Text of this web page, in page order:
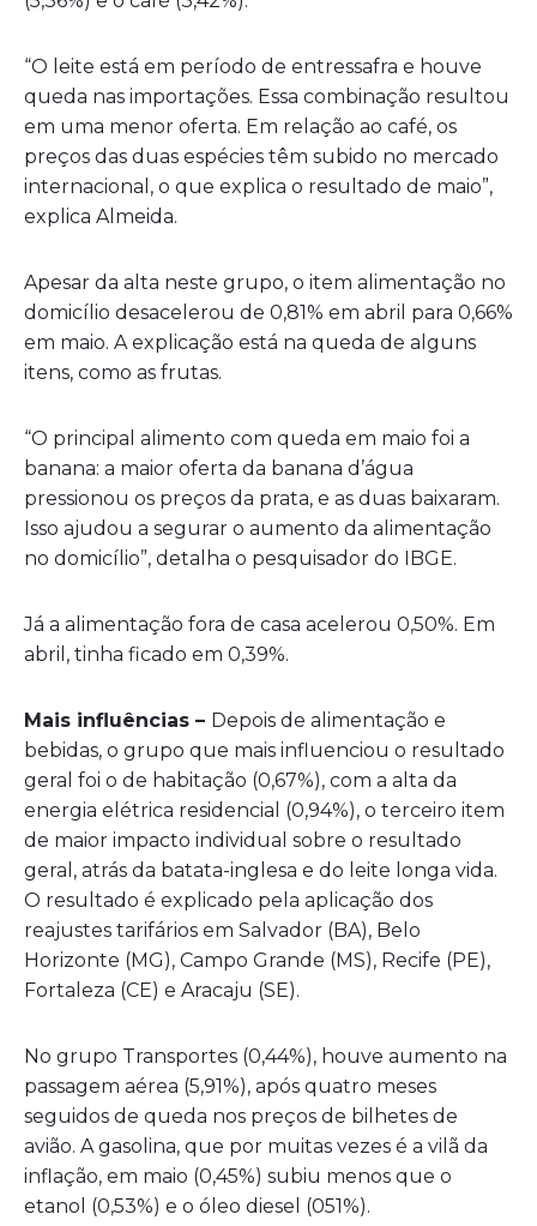
“O leite está em período de entressafra e houve
queda nas importações. Essa combinação resultou
em uma menor oferta. Em relação ao café, os
preços das duas espécies têm subido no mercado
internacional, o que explica o resultado de maio”,
explica Almeida.
Apesar da alta neste grupo, o item alimentação no
domicílio desacelerou de 0,81% em abril para 0,66%
em maio. A explicação está na queda de alguns
itens, como as frutas.
“O principal alimento com queda em maio foi a
banana: a maior oferta da banana d’água
pressionou os preços da prata, e as duas baixaram.
Isso ajudou a segurar o aumento da alimentação
no domicílio”, detalha o pesquisador do IBGE.
Já a alimentação fora de casa acelerou 0,50%. Em
abril, tinha ficado em 0,39%.
Mais influências – Depois de alimentação e
bebidas, o grupo que mais influenciou o resultado
geral foi o de habitação (0,67%), com a alta da
energia elétrica residencial (0,94%), o terceiro item
de maior impacto individual sobre o resultado
geral, atrás da batata-inglesa e do leite longa vida.
O resultado é explicado pela aplicação dos
reajustes tarifários em Salvador (BA), Belo
Horizonte (MG), Campo Grande (MS), Recife (PE),
Fortaleza (CE) e Aracaju (SE).
No grupo Transportes (0,44%), houve aumento na
passagem aérea (5,91%), após quatro meses
seguidos de queda nos preços de bilhetes de
avião. A gasolina, que por muitas vezes é a vilã da
inflação, em maio (0,45%) subiu menos que o
etanol (0,53%) e o óleo diesel (051%).